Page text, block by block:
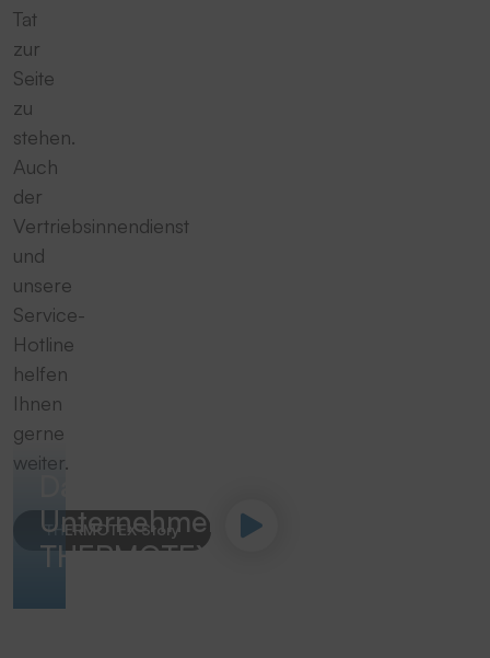
Tat
zur
Seite
zu
stehen.
Auch
der
Vertriebsinnendienst
und
unsere
Service-
Hotline
helfen
Ihnen
gerne
weiter.
THERMOTEX Story
Unternehmen
THERMOTEX